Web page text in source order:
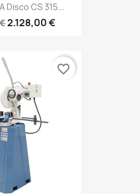
Disco CS 315...
2.128,00 €
favorite_border